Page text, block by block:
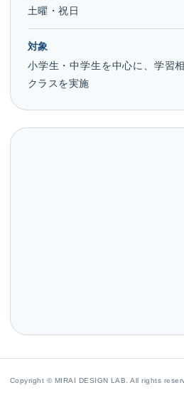
土曜・祝日
対象
小学生・中学生を中心に、学習
クラスを実施
Copyright © MIRAI DESIGN LAB. All rights